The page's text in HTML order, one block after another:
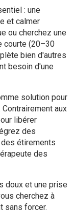
: une
et calmer
ou cherchez une
courte (20–30
bien d'autres
besoin d'une
solution pour
aux
libérer
des
étirements
des
doux et une prise
cherchez à
sans forcer.